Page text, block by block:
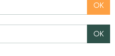
OK
OK